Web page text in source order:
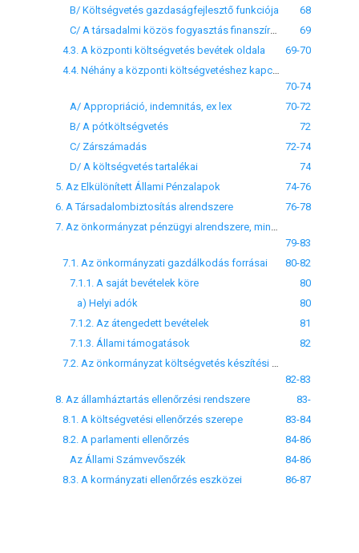
B/ Költségvetés gazdaságfejlesztő funkciója
68
C/ A társadalmi közös fogyasztás finanszírozásának funkciója
69
4.3. A központi költségvetés bevétek oldala
69-70
70-74
A/ Appropriáció, indemnitás, ex lex
70-72
B/ A pótköltségvetés
72
C/ Zárszámadás
72-74
D/ A költségvetés tartalékai
74
5. Az Elkülönített Állami Pénzalapok
74-76
6. A Társadalombiztosítás alrendszere
76-78
79-83
7.1. Az önkormányzati gazdálkodás forrásai
80-82
7.1.1. A saját bevételek köre
80
a) Helyi adók
80
7.1.2. Az átengedett bevételek
81
7.1.3. Állami támogatások
82
82-83
8. Az államháztartás ellenőrzési rendszere
83-
8.1. A költségvetési ellenőrzés szerepe
83-84
8.2. A parlamenti ellenőrzés
84-86
Az Állami Számvevőszék
84-86
8.3. A kormányzati ellenőrzés eszközei
86-87